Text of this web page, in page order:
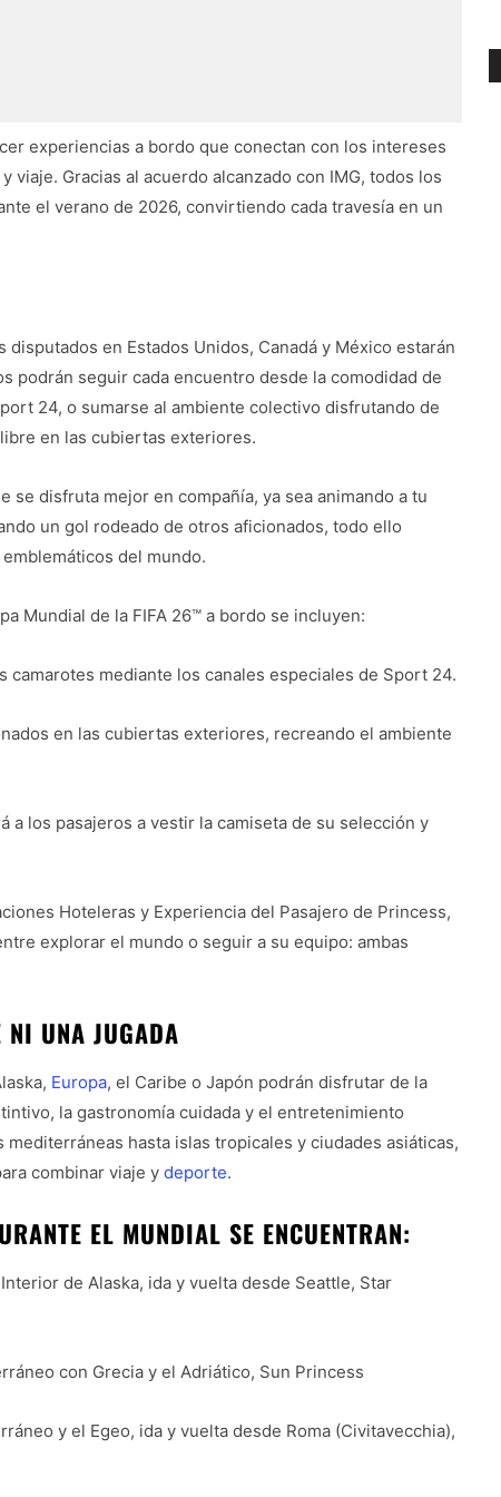
experiencias a bordo que conectan con los intereses
Gracias al acuerdo alcanzado con IMG, todos los
el verano de 2026, convirtiendo cada travesía en un
en Estados Unidos, Canadá y México estarán
podrán seguir cada encuentro desde la comodidad de
24, o sumarse al ambiente colectivo disfrutando de
en las cubiertas exteriores.
disfruta mejor en compañía, ya sea animando a tu
un gol rodeado de otros aficionados, todo ello
del mundo.
Mundial de la FIFA 26™ a bordo se incluyen:
mediante los canales especiales de Sport 24.
en las cubiertas exteriores, recreando el ambiente
los pasajeros a vestir la camiseta de su selección y
Hoteleras y Experiencia del Pasajero de Princess,
explorar el mundo o seguir a su equipo: ambas
UNA JUGADA
Europa, el Caribe o Japón podrán disfrutar de la
la gastronomía cuidada y el entretenimiento
hasta islas tropicales y ciudades asiáticas,
combinar viaje y deporte.
EL MUNDIAL SE ENCUENTRAN:
de Alaska, ida y vuelta desde Seattle, Star
con Grecia y el Adriático, Sun Princess
y el Egeo, ida y vuelta desde Roma (Civitavecchia),